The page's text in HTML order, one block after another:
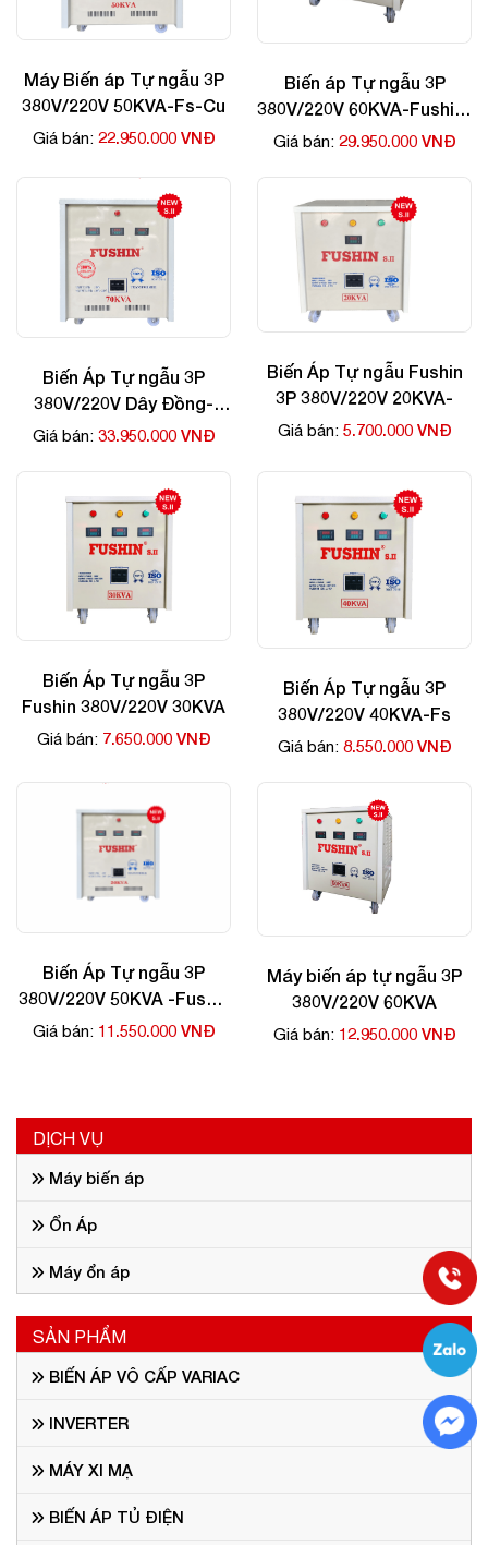
Máy Biến áp Tự ngẫu 3P
380V/220V 50KVA-Fs-Cu
Giá bán: 22.950.000 VNĐ
Biến áp Tự ngẫu 3P
380V/220V 60KVA-Fushin-
Cu
Giá bán: 29.950.000 VNĐ
Biến Áp Tự ngẫu 3P
380V/220V Dây Đồng-
70kva
Giá bán: 33.950.000 VNĐ
Biến Áp Tự ngẫu Fushin
3P 380V/220V 20KVA-
Giá bán: 5.700.000 VNĐ
Biến Áp Tự ngẫu 3P
Fushin 380V/220V 30KVA
Giá bán: 7.650.000 VNĐ
Biến Áp Tự ngẫu 3P
380V/220V 40KVA-Fs
Giá bán: 8.550.000 VNĐ
Biến Áp Tự ngẫu 3P
380V/220V 50KVA -Fushin
giá rẻ
Giá bán: 11.550.000 VNĐ
Máy biến áp tự ngẫu 3P
380V/220V 60KVA
Giá bán: 12.950.000 VNĐ
DỊCH VỤ
Máy biến áp
Ổn Áp
Máy ổn áp
SẢN PHẨM
BIẾN ÁP VÔ CẤP VARIAC
INVERTER
MÁY XI MẠ
BIẾN ÁP TỦ ĐIỆN